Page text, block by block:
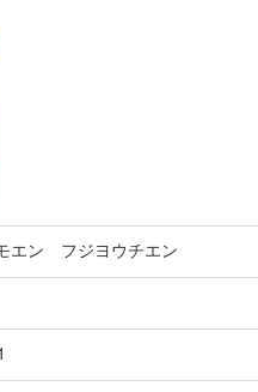
エン フジヨウチエン